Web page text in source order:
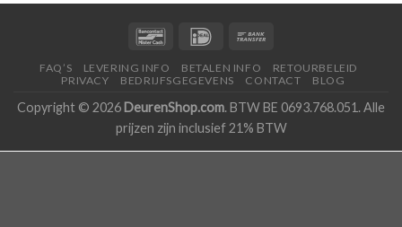
FAQ’S LEVERING INFO BETALEN INFO
RETOURBELEID
PRIVACY
BEDRIJFSGEGEVENS CONTACT BLOG
Copyright © 2026 DeurenShop.com. BTW BE 0693.768.051. Alle
prijzen zijn inclusief 21% BTW